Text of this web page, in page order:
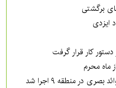
ماه محرم
در منطقه ۹ اجرا شد